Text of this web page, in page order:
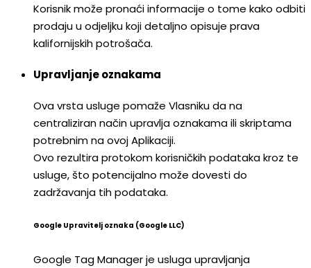
Korisnik može pronaći informacije o tome kako odbiti
prodaju u odjeljku koji detaljno opisuje prava
kalifornijskih potrošača.
Upravljanje oznakama
Ova vrsta usluge pomaže Vlasniku da na
centraliziran način upravlja oznakama ili skriptama
potrebnim na ovoj Aplikaciji.
Ovo rezultira protokom korisničkih podataka kroz te
usluge, što potencijalno može dovesti do
zadržavanja tih podataka.
Google Upravitelj oznaka (Google LLC)
Google Tag Manager je usluga upravljanja